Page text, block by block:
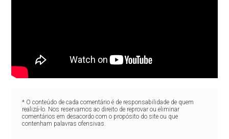
* O conteúdo de cada comentário é de responsabilidade de quem
realizá-lo. Nos reservamos ao direito de reprovar ou eliminar
comentários em desacordo com o propósito do site ou que
contenham palavras ofensivas.